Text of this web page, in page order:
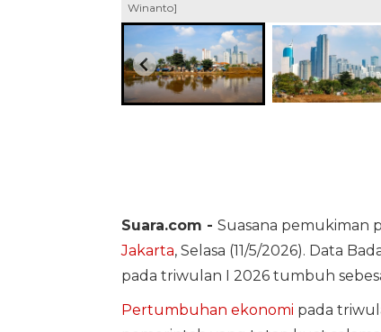
Winanto]
Suara.com - Suasana
Jakarta, Selasa (11/5/2026). Data
pada triwulan I 2026 tumbuh
Pertumbuhan ekonomi pada